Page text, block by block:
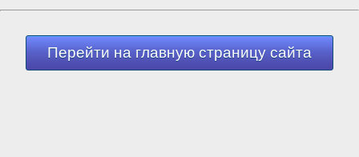
Политика в мире
Перейти на главную страницу сайта